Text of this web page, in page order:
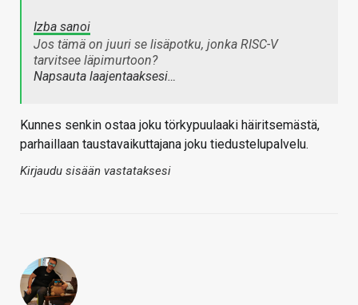
Izba sanoi
Jos tämä on juuri se lisäpotku, jonka RISC-V
tarvitsee läpimurtoon?
Napsauta laajentaaksesi…
Kunnes senkin ostaa joku törkypuulaaki häiritsemästä,
parhaillaan taustavaikuttajana joku tiedustelupalvelu.
Kirjaudu sisään vastataksesi